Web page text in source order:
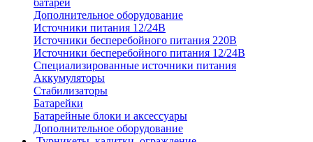
батареи
Дополнительное оборудование
Источники питания 12/24В
Источники бесперебойного питания 220В
Источники бесперебойного питания 12/24В
Специализированные источники питания
Аккумуляторы
Стабилизаторы
Батарейки
Батарейные блоки и аксессуары
Дополнительное оборудование